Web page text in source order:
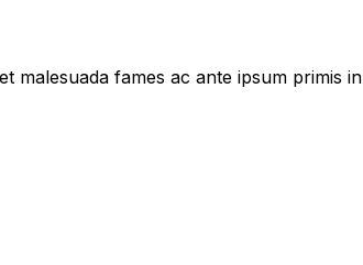
malesuada fames ac ante ipsum primis in